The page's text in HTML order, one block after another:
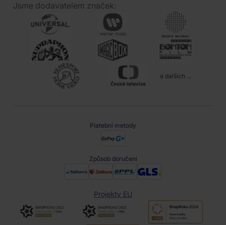
Jsme dodavatelem značek:
a dalších ...
Platební metody
Způsob doručení
Projekty EU